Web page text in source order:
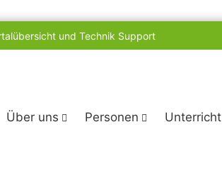
und Technik Support
Über uns Personen Unterricht